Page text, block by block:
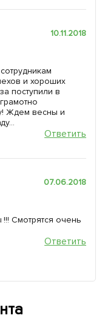
10.11.2018
и хороших
поступили в
Ждем весны и
Ответить
07.06.2018
Смотрятся очень
Ответить